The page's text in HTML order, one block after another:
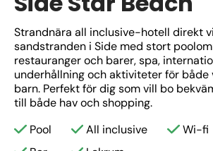
Strandnära all inclusive-hotell direkt
sandstranden i Side med stort
restauranger och barer, spa,
underhållning och aktiviteter för både
barn. Perfekt för dig som vill bo
till både hav och shopping.
Pool
All inclusive
Wi-fi